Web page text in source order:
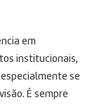
em
institucionais,
se
É sempre